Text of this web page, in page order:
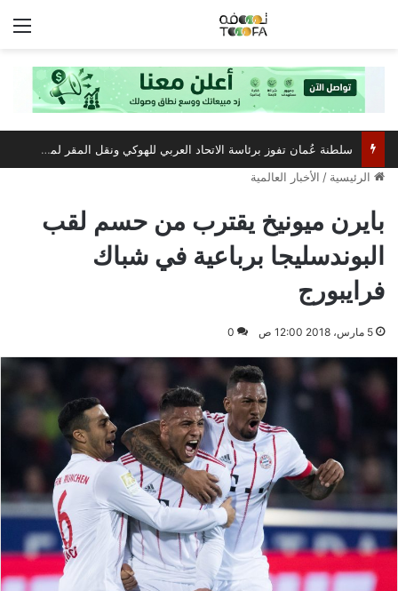
سلطنة عُمان تفوز برئاسة الاتحاد العربي للهوكي ونقل المقر لمسقط
الرئيسية / الأخبار العالمية
بايرن ميونيخ يقترب من حسم لقب
البوندسليجا برباعية في شباك
فرايبورج
5 مارس، 2018 12:00 ص 0